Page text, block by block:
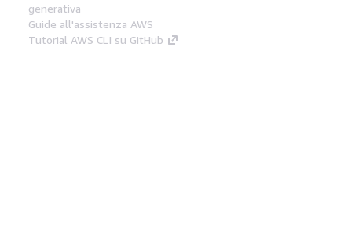
generativa
Guide all'assistenza AWS
Tutorial AWS CLI su GitHub